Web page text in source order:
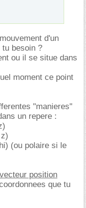
d'un
besoin ?
ou il se situe dans
moment ce point
"manieres"
un repere :
(ou polaire si le
vecteur position
que tu